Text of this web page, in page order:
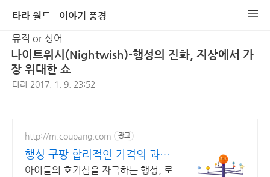
타라 월드 - 이야기 풍경
뮤직 or 싱어
나이트위시(Nightwish)-행성의 진화, 지상에서 가
장 위대한 쇼
타라 2017. 1. 9. 23:52
http://m.coupang.com 광고
행성 쿠팡 합리적인 가격의 과학
교구
아이들의 호기심을 자극하는 행성, 로